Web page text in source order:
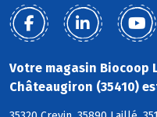
Votre magasin Biocoop
Châteaugiron (35410)